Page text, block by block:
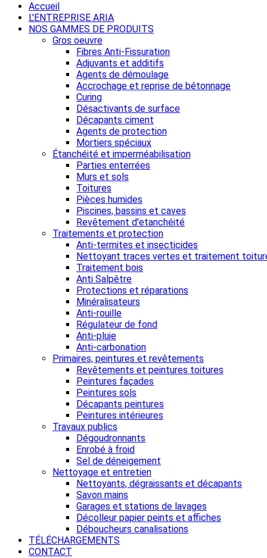
Accueil
L'ENTREPRISE ARIA
NOS GAMMES DE PRODUITS
Gros oeuvre
Fibres Anti-Fissuration
Adjuvants et additifs
Agents de démoulage
Accrochage et reprise de bétonnage
Curing
Désactivants de surface
Décapants ciment
Agents de protection
Mortiers spéciaux
Étanchéité et imperméabilisation
Parties enterrées
Murs et sols
Toitures
Pièces humides
Piscines, bassins et caves
Revêtement d'etanchéité
Traitements et protection
Anti-termites et insecticides
Nettoyant traces vertes et traitement
Traitement bois
Anti Salpêtre
Protections et réparations
Minéralisateurs
Anti-rouille
Régulateur de fond
Anti-pluie
Anti-carbonation
Primaires, peintures et revêtements
Revêtements et peintures toitures
Peintures façades
Peintures sols
Décapants peintures
Peintures intérieures
Travaux publics
Dégoudronnants
Enrobé à froid
Sel de déneigement
Nettoyage et entretien
Nettoyants, dégraissants et décapants
Savon mains
Garages et stations de lavages
Décolleur papier peints et affiches
Déboucheurs canalisations
TÉLÉCHARGEMENTS
CONTACT